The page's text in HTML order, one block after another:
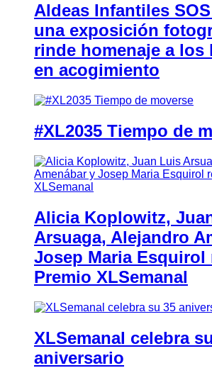
Aldeas Infantiles
una exposición
rinde homenaje a los
en acogimiento
#XL2035 Tiempo de
Alicia Koplowitz,
Arsuaga, Alejandro
Josep Maria Esquirol
Premio XLSemanal
XLSemanal celebra
aniversario